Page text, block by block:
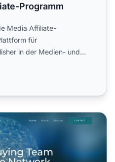
Programm
Media Affiliate-
für
in der Medien- und